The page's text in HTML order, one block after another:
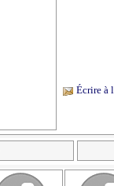
Écrire à